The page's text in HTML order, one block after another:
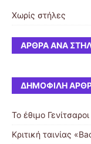
Χωρίς στήλες
ΆΡΘΡΑ ΑΝΆ
ΔΗΜΟΦΙΛΉ
Το έθιμο
Κριτική ταινίας